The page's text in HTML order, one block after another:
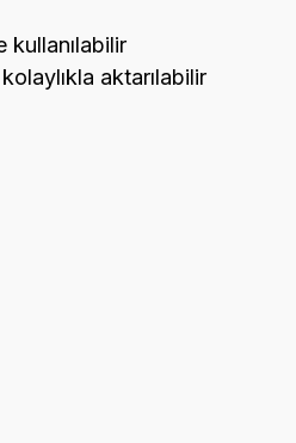
aktarılabilir